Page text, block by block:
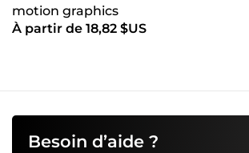
motion graphics
À partir de 18,82 $US
Besoin d’aide ?